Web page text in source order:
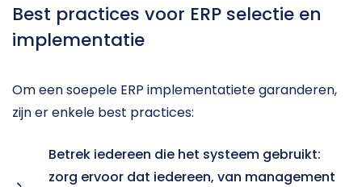
Best practices voor ERP selectie en
implementatie
Om een soepele ERP implementatiete garanderen,
zijn er enkele best practices:
Betrek iedereen die het systeem gebruikt:
zorg ervoor dat iedereen, van management